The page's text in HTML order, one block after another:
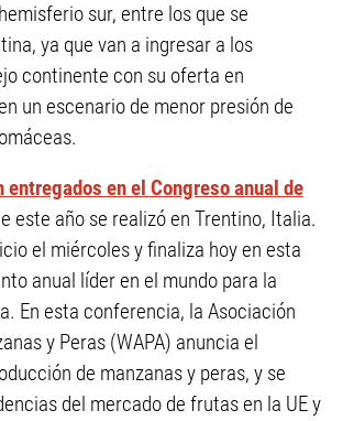
sur, entre los que se
ya que van a ingresar a los
continente con su oferta en
un escenario de menor presión de
entregados en el Congreso anual de
este año se realizó en Trentino, Italia.
el miércoles y finaliza hoy en esta
anual líder en el mundo para la
En esta conferencia, la Asociación
y Peras (WAPA) anuncia el
de manzanas y peras, y se
del mercado de frutas en la UE y